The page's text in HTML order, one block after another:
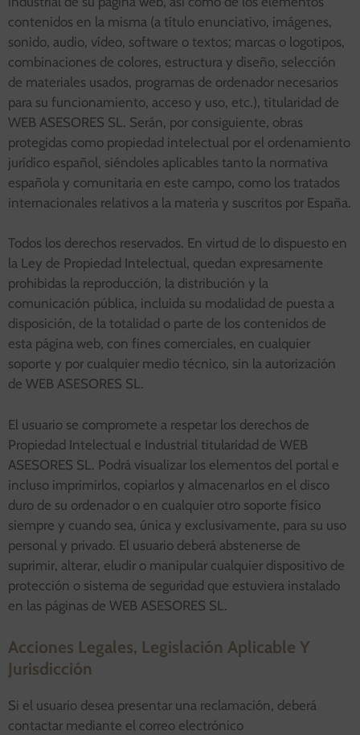
contenidos en la misma (a título enunciativo, imágenes,
sonido, audio, vídeo, software o textos; marcas o logotipos,
combinaciones de colores, estructura y diseño, selección
de materiales usados, programas de ordenador necesarios
para su funcionamiento, acceso y uso, etc.), titularidad de
WEB ASESORES SL. Serán, por consiguiente, obras
protegidas como propiedad intelectual por el ordenamiento
jurídico español, siéndoles aplicables tanto la normativa
española y comunitaria en este campo, como los tratados
internacionales relativos a la materia y suscritos por España.
Todos los derechos reservados. En virtud de lo dispuesto en
la Ley de Propiedad Intelectual, quedan expresamente
prohibidas la reproducción, la distribución y la
comunicación pública, incluida su modalidad de puesta a
disposición, de la totalidad o parte de los contenidos de
esta página web, con fines comerciales, en cualquier
soporte y por cualquier medio técnico, sin la autorización
de WEB ASESORES SL.
El usuario se compromete a respetar los derechos de
Propiedad Intelectual e Industrial titularidad de WEB
ASESORES SL. Podrá visualizar los elementos del portal e
incluso imprimirlos, copiarlos y almacenarlos en el disco
duro de su ordenador o en cualquier otro soporte físico
siempre y cuando sea, única y exclusivamente, para su uso
personal y privado. El usuario deberá abstenerse de
suprimir, alterar, eludir o manipular cualquier dispositivo de
protección o sistema de seguridad que estuviera instalado
en las páginas de WEB ASESORES SL.
Acciones Legales, Legislación Aplicable Y
Jurisdicción
Si el usuario desea presentar una reclamación, deberá
contactar mediante el correo electrónico